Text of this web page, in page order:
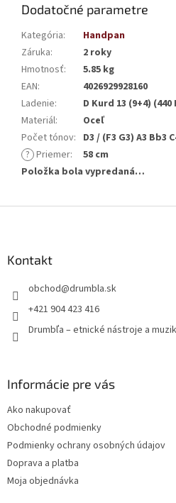
Dodatočné parametre
Kategória:
Handpan
Záruka:
2 roky
Hmotnosť:
5.85 kg
EAN:
4026929928160
Ladenie:
D Kurd 13 (9+4) (440
Materiál:
Oceľ
Počet tónov: D3 / (F3 G3) A3 Bb3
? Priemer:
58 cm
Položka bola vypredaná…
Kontakt
obchod@drumbla.sk
+421 904 423 416
Drumbľa – etnické nástroje a
Informácie pre vás
Ako nakupovať
Obchodné podmienky
Podmienky ochrany osobných údajov
Doprava a platba
Moja objednávka